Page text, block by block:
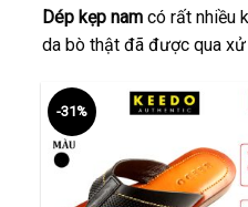
Dép kẹp namcó rất nhiều
da bò thật đã được qua xử
-31%